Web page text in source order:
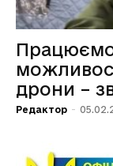
дрони –
Редактор -